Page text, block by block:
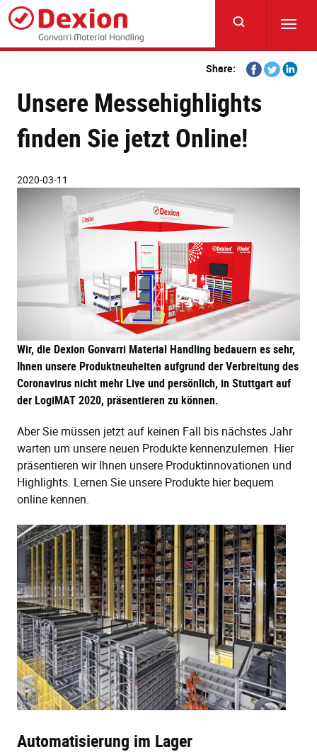
Skip
main
content
Share:
Share
on
Facebook
Share
on
Share
Unsere Messehighlights
finden Sie jetzt Online!
2020-03-11
Wir, die Dexion Gonvarri Material Handling bedauern es sehr,
Ihnen unsere Produktneuheiten aufgrund der Verbreitung des
Coronavirus nicht mehr Live und persönlich, in Stuttgart auf
der LogiMAT 2020, präsentieren zu können.
Aber Sie müssen jetzt auf keinen Fall bis nächstes Jahr
warten um unsere neuen Produkte kennenzulernen. Hier
präsentieren wir Ihnen unsere Produktinnovationen und
Highlights. Lernen Sie unsere Produkte hier bequem
online kennen.
Automatisierung im Lager